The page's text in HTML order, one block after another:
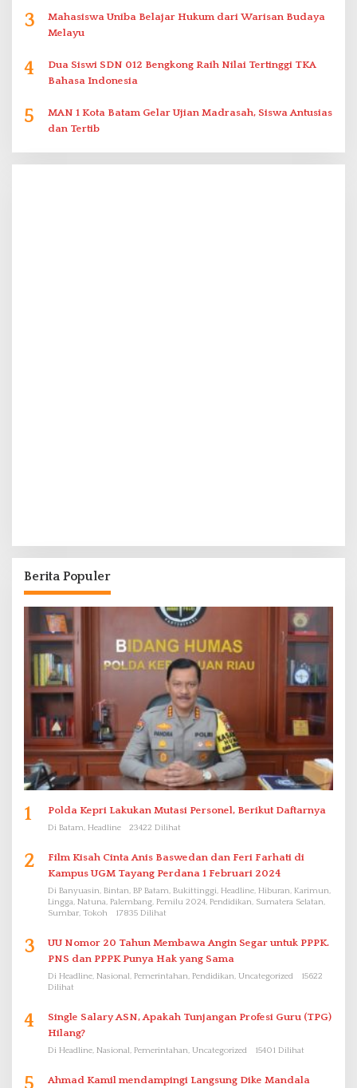
3
Mahasiswa Uniba Belajar Hukum dari Warisan Budaya
Melayu
4
Dua Siswi SDN 012 Bengkong Raih Nilai Tertinggi TKA
Bahasa Indonesia
5
MAN 1 Kota Batam Gelar Ujian Madrasah, Siswa Antusias
dan Tertib
Berita Populer
1 Polda Kepri Lakukan Mutasi Personel, Berikut Daftarnya
Di Batam, Headline 23422 Dilihat
2
Film Kisah Cinta Anis Baswedan dan Feri Farhati di
Kampus UGM Tayang Perdana 1 Februari 2024
Di Banyuasin, Bintan, BP Batam, Bukittinggi, Headline, Hiburan, Karimun,
Lingga, Natuna, Palembang, Pemilu 2024, Pendidikan, Sumatera Selatan,
Sumbar, Tokoh
17835 Dilihat
3
UU Nomor 20 Tahun Membawa Angin Segar untuk PPPK.
PNS dan PPPK Punya Hak yang Sama
Di Headline, Nasional, Pemerintahan, Pendidikan, Uncategorized
15622
Dilihat
4
Single Salary ASN, Apakah Tunjangan Profesi Guru (TPG)
Hilang?
Di Headline, Nasional, Pemerintahan, Uncategorized 15401 Dilihat
Ahmad Kamil mendampingi Langsung Dike Mandala